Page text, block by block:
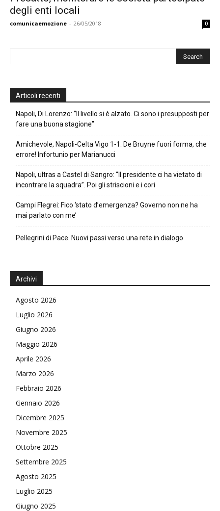
degli enti locali
comunicaemozione - 26/05/2018 0
Articoli recenti
Napoli, Di Lorenzo: “Il livello si è alzato. Ci sono i presupposti per
fare una buona stagione”
Amichevole, Napoli-Celta Vigo 1-1: De Bruyne fuori forma, che
errore! Infortunio per Marianucci
Napoli, ultras a Castel di Sangro: “Il presidente ci ha vietato di
incontrare la squadra”. Poi gli striscioni e i cori
Campi Flegrei: Fico ‘stato d’emergenza? Governo non ne ha
mai parlato con me’
Pellegrini di Pace. Nuovi passi verso una rete in dialogo
Archivi
Agosto 2026
Luglio 2026
Giugno 2026
Maggio 2026
Aprile 2026
Marzo 2026
Febbraio 2026
Gennaio 2026
Dicembre 2025
Novembre 2025
Ottobre 2025
Settembre 2025
Agosto 2025
Luglio 2025
Giugno 2025